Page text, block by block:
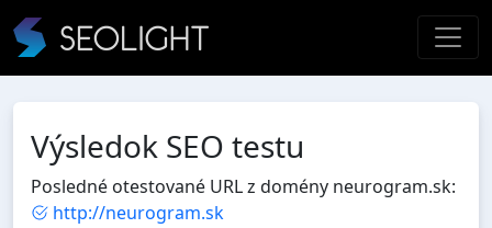
Výsledok SEO testu
Posledné otestované URL z domény neurogram.sk:
http://neurogram.sk